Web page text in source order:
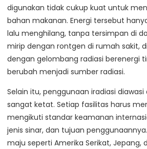
digunakan tidak cukup kuat untuk
bahan makanan. Energi tersebut
lalu menghilang, tanpa tersimpan di
mirip dengan rontgen di rumah sakit,
dengan gelombang radiasi berenergi
berubah menjadi sumber radiasi.
Selain itu, penggunaan iradiasi
sangat ketat. Setiap fasilitas harus
mengikuti standar keamanan
jenis sinar, dan tujuan
maju seperti Amerika Serikat, Jepang,